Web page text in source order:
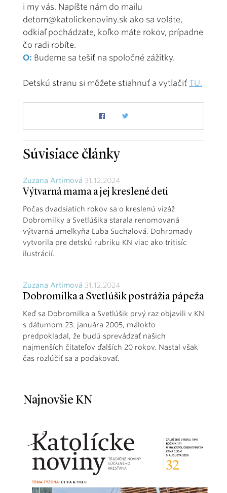
i my vás. Napíšte nám do mailu
detom@katolickenoviny.sk ako sa voláte,
odkiaľ pochádzate, koľko máte rokov, prípadne
čo radi robíte.
O: Budeme sa tešiť na spoločné zážitky.
Detskú stranu si môžete stiahnuť a vytlačiť TU.
Súvisiace články
Zuzana Artimová 31.12.2024
Výtvarná mama a jej kreslené deti
Počas dvadsiatich rokov sa o kreslenú vizáž
Dobromilky a Svetlúšika starala renomovaná
výtvarná umelkyňa Ľuba Suchalová. Dohromady
vytvorila pre detskú rubriku KN viac ako tritisíc
ilustrácií.
Zuzana Artimová 31.12.2024
Dobromilka a Svetlúšik postrážia pápeža
Keď sa Dobromilka a Svetlúšik prvý raz objavili v KN
s dátumom 23. januára 2005, málokto
predpokladal, že budú sprevádzať našich
najmenších čitateľov ďalších 20 rokov. Nastal však
čas rozlúčiť sa a poďakovať.
Najnovšie KN